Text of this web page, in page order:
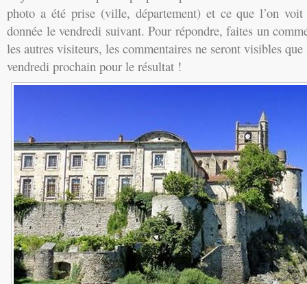
photo a été prise (ville, département) et ce que l’on voit
donnée le vendredi suivant. Pour répondre, faites un
les autres visiteurs, les commentaires ne seront visibles
vendredi prochain pour le résultat !